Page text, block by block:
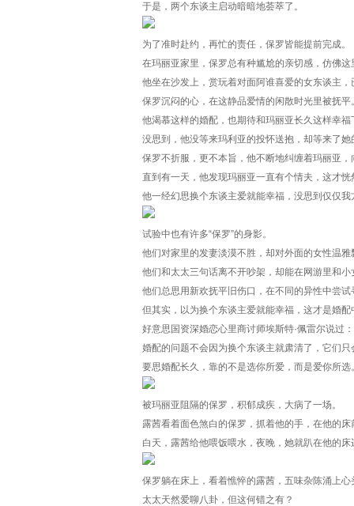
于是，两个东谈主启动暗暗地荟萃了。
为了准时赴约，再忙的责任，保罗皆能提前完成。
在玛丽亚家里，保罗总有种尴尬的亲切感，仿佛
他坐在沙发上，赏玩着对面阿谁喜爱的女东谈主
保罗沉闷的心，在这静品爱情的闲散时光里被抚平
他渴慕这样的婚配，也期待和玛丽亚长久这样幸
没思到，他没等来玛利亚的投怀送抱，却等来了她
保罗不折服，更不本旨，他不断地纠缠着玛丽亚，
直到有一天，他发现玛丽亚一直有个情夫，这才
他一经幻思换个东谈主爱就能幸福，没思到仅仅
试验中也有许多“保罗”的身影。
他们对家里的发妻淡漠不胜，却对外面的女性温雅
他们和太太三句话离不开吵架，却能在网游里和
他们总思用新欢抚平旧伤口，在不同的异性中尝试
但其实，以为换个东谈主爱就能幸福，这才是婚配
好意思国资深婚恋心里商讨师埃斯特·佩雷尔说过：
婚配的问题不会因为换个东谈主就肃清了，它们
要思婚配长久，靠的不是选你所爱，而是爱你所选
被玛丽亚阻隔的保罗，积郁成疾，大病了一场。
露茜看着面色煞白的保罗，抓着他的手，在他的
白天，露茜给他喂饭喂水，夜晚，她就趴在他的
保罗躺在床上，看着憔悴的露茜，五味杂陈涌上心
太太天然爱聊八卦，但这何错之有？